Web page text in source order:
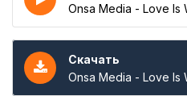
Onsa Media - Love Is
Скачать
Onsa Media - Love Is